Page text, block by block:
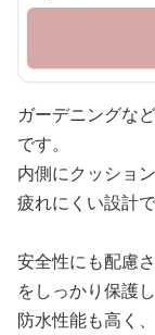
ガーデニングな
です。
内側にクッショ
疲れにくい設計で
安全性にも配慮
をしっかり保護し
防水性能も高く